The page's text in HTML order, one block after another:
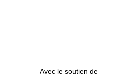
Avec le soutien de